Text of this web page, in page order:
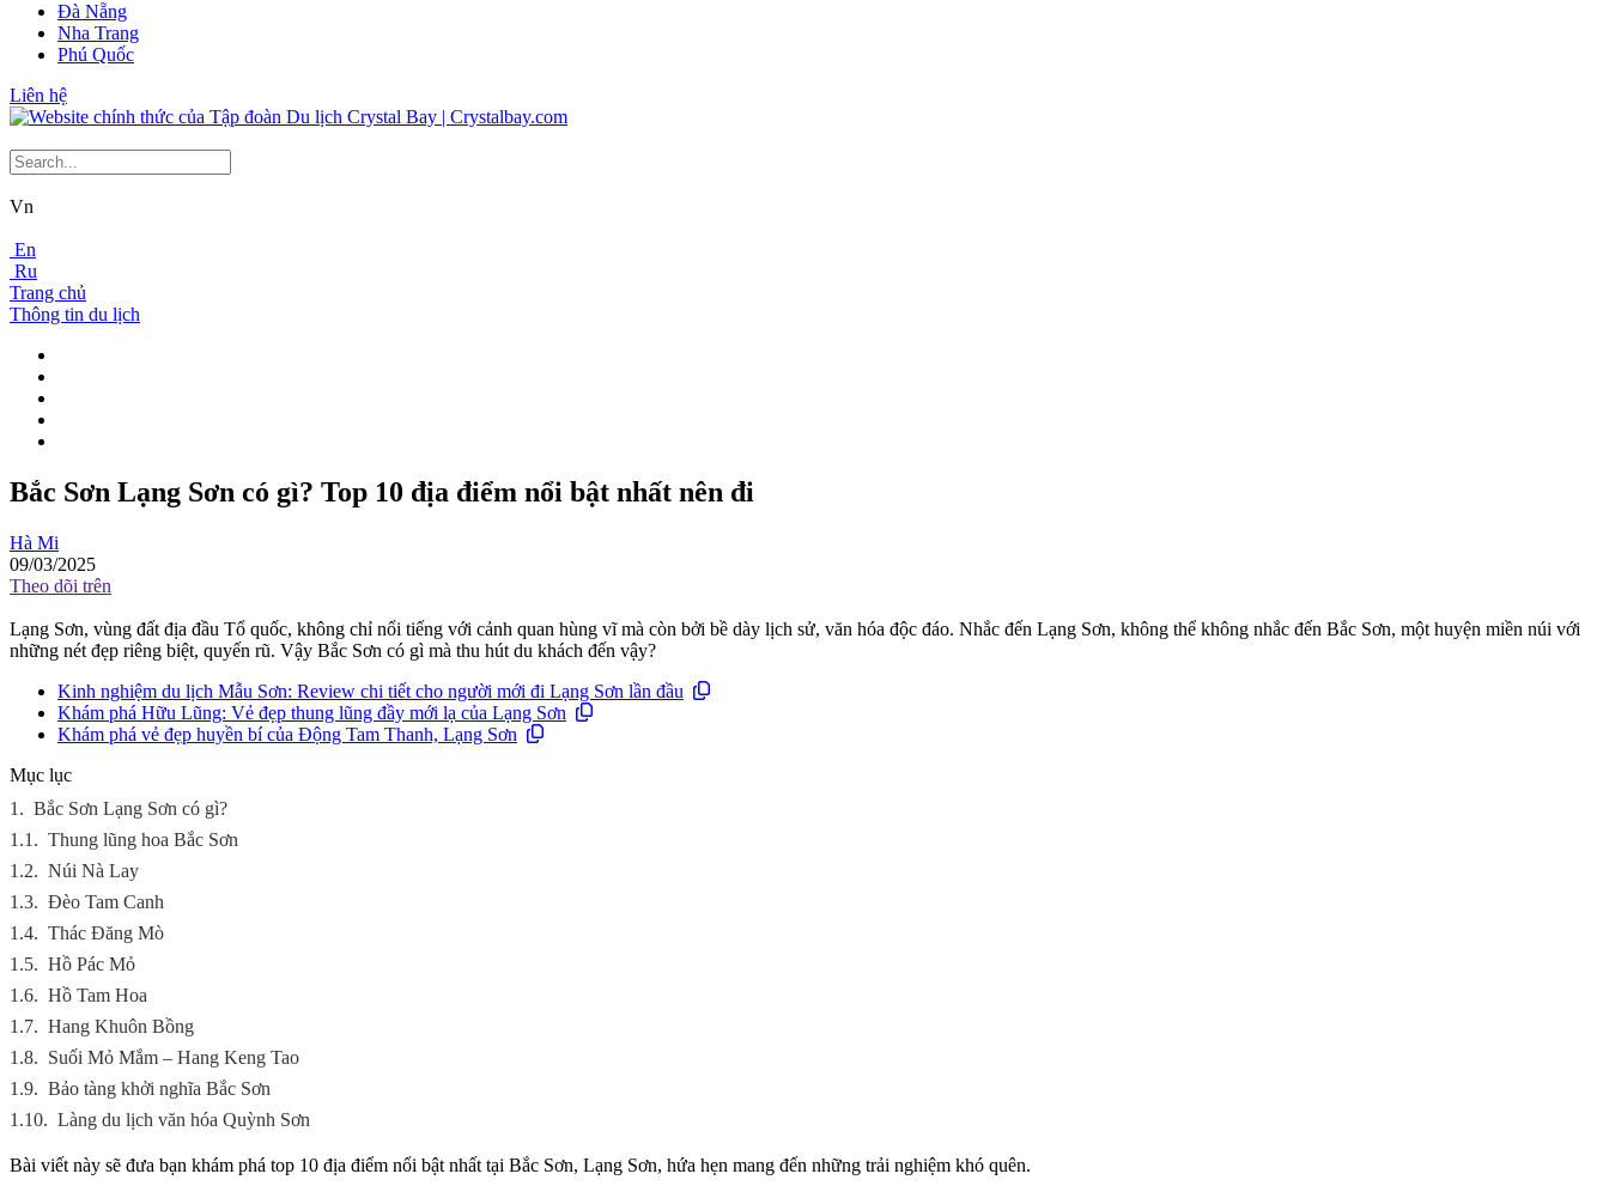
Đà Nẵng
Nha Trang
Phú Quốc
Liên hệ
Vn
En
Ru
Trang chủ
Thông tin du lịch
Bắc Sơn Lạng Sơn có gì? Top 10 địa điểm nổi bật nhất nên đi
Hà Mi
09/03/2025
Theo dõi trên
Lạng Sơn, vùng đất địa đầu Tổ quốc, không chỉ nổi tiếng với cảnh quan hùng vĩ mà còn bởi bề dày lịch sử, văn hóa độc đáo. Nhắc đến Lạng Sơn, không thể không nhắc đến Bắc Sơn, một huyện miền núi với
những nét đẹp riêng biệt, quyến rũ. Vậy Bắc Sơn có gì mà thu hút du khách đến vậy?
Kinh nghiệm du lịch Mẫu Sơn: Review chi tiết cho người mới đi Lạng Sơn lần đầu
Khám phá Hữu Lũng: Vẻ đẹp thung lũng đầy mới lạ của Lạng Sơn
Khám phá vẻ đẹp huyền bí của Động Tam Thanh, Lạng Sơn
Mục lục
1. Bắc Sơn Lạng Sơn có gì?
1.1. Thung lũng hoa Bắc Sơn
1.2. Núi Nà Lay
1.3. Đèo Tam Canh
1.4. Thác Đăng Mò
1.5. Hồ Pác Mỏ
1.6. Hồ Tam Hoa
1.7. Hang Khuôn Bồng
1.8. Suối Mỏ Mắm – Hang Keng Tao
1.9. Bảo tàng khởi nghĩa Bắc Sơn
1.10. Làng du lịch văn hóa Quỳnh Sơn
Bài viết này sẽ đưa bạn khám phá top 10 địa điểm nổi bật nhất tại Bắc Sơn, Lạng Sơn, hứa hẹn mang đến những trải nghiệm khó quên.